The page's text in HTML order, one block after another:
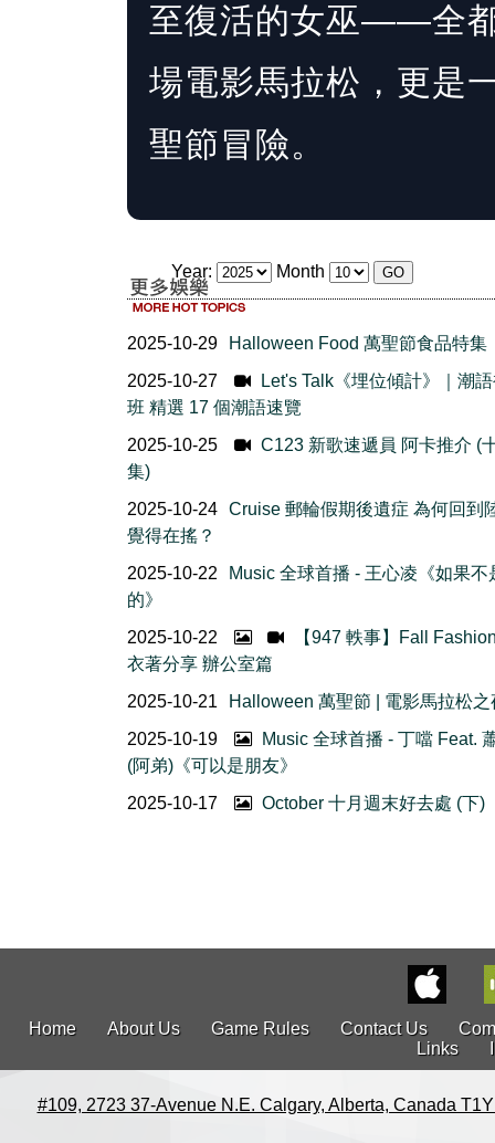
至復活的女巫——全
場電影馬拉松，更是
聖節冒險。
Year: Month
2025-10-29
Halloween Food 萬聖節食品特集
2025-10-27
Let's Talk《埋位傾計》｜潮
班 精選 17 個潮語速覽
2025-10-25
C123 新歌速遞員 阿卡推介 (
集)
2025-10-24 Cruise 郵輪假期後遺症 為何回到
覺得在搖？
2025-10-22
Music 全球首播 - 王心凌《如果不
的》
2025-10-22
【947 軼事】Fall
衣著分享 辦公室篇
2025-10-21
Halloween 萬聖節 | 電影馬拉松之
2025-10-19
Music 全球首播 - 丁噹 Feat.
(阿弟)《可以是朋友》
2025-10-17
October 十月週末好去處 (下)
Home About Us Game Rules Contact Us
Links
#109, 2723 37-Avenue N.E. Calgary, Alberta, Canada